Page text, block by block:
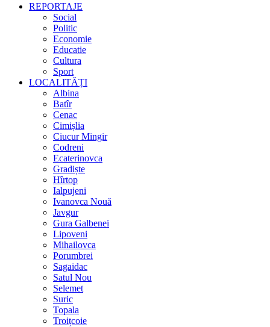
REPORTAJE
Social
Politic
Economie
Educatie
Cultura
Sport
LOCALITĂȚI
Albina
Batîr
Cenac
Cimișlia
Ciucur Mingir
Codreni
Ecaterinovca
Gradiște
Hîrtop
Ialpujeni
Ivanovca Nouă
Javgur
Gura Galbenei
Lipoveni
Mihailovca
Porumbrei
Sagaidac
Satul Nou
Selemet
Suric
Topala
Troițcoie